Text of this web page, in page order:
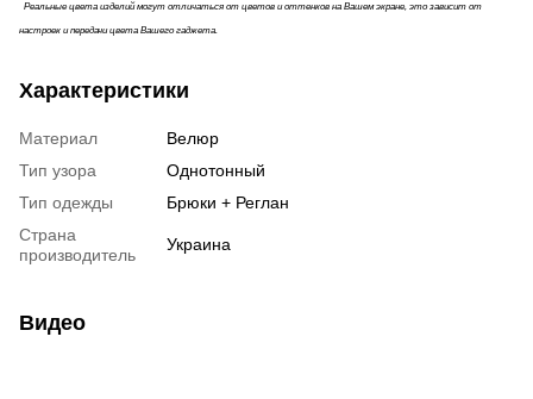
Реальные цвета изделий могут отличаться от цветов и оттенков на Вашем экране, это зависит от
настроек и передачи цвета Вашего гаджета.
Характеристики
Материал
Велюр
Тип узора
Однотонный
Тип одежды
Брюки + Реглан
Страна
производитель
Украина
Видео